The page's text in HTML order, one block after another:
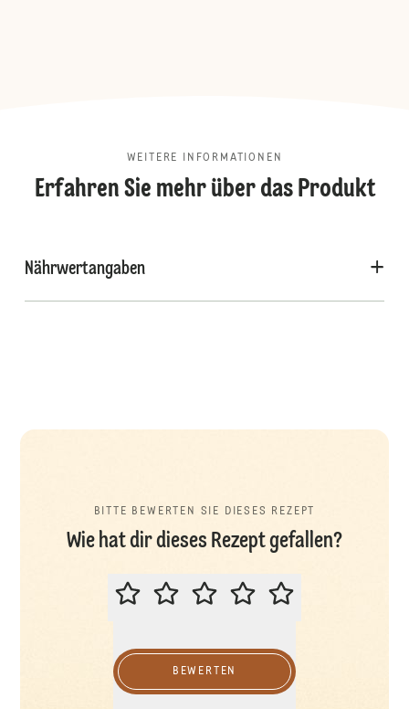
WEITERE INFORMATIONEN
Erfahren Sie mehr über das Produkt
Nährwertangaben
BITTE BEWERTEN SIE DIESES REZEPT
Wie hat dir dieses Rezept gefallen?
BITTE BEWERTEN SIE DIESES
BEWERTEN